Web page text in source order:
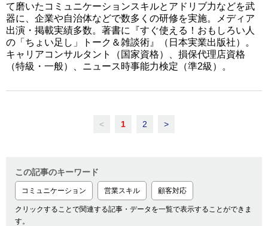
て磨いたコミュニケーションスキルとアドリブ力などを武
器に、企業や自治体などで数多くの研修を実施。メディア
出演・掲載実績多数。著書に『すぐ使える！おもしろい人
の「ちょい足し」トーク＆雑談術』（日本実業出版社）。
キャリアコンサルタント（国家資格）、損保代理店資格
（特級・一般）、ニュース時事能力検定（準2級）。
< 1 2 >
この記事のキーワード
コミュニケーション 営業スキル 顧客対応
クリックすることで関連する記事・データを一覧で表示することができま
す。